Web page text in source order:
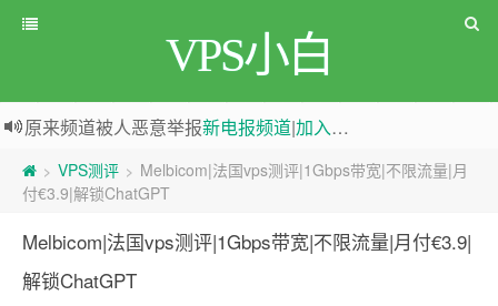
VPS小白
原来频道被人恶意举报新电报频道|加入电报群
> VPS测评 > Melbicom|法国vps测评|1Gbps带宽|不限流量|月
付€3.9|解锁ChatGPT
Melbicom|法国vps测评|1Gbps带宽|不限流量|月付€3.9|
解锁ChatGPT